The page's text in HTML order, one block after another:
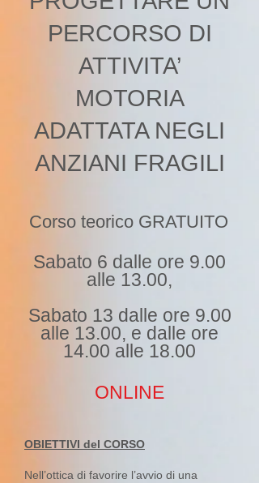
PERCORSO DI
ATTIVITA’
MOTORIA
ADATTATA NEGLI
ANZIANI FRAGILI
Corso teorico GRATUITO
Sabato 6 dalle ore 9.00
alle 13.00,
Sabato 13 dalle ore 9.00
alle 13.00, e dalle ore
14.00 alle 18.00
ONLINE
OBIETTIVI del CORSO
Nell’ottica di favorire l’avvio di una